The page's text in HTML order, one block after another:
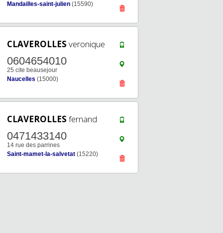
Mandailles-saint-julien (15590)
CLAVEROLLES veronique
0604654010
25 cite beausejour
Naucelles (15000)
CLAVEROLLES fernand
0471433140
14 rue des parrines
Saint-mamet-la-salvetat (15220)